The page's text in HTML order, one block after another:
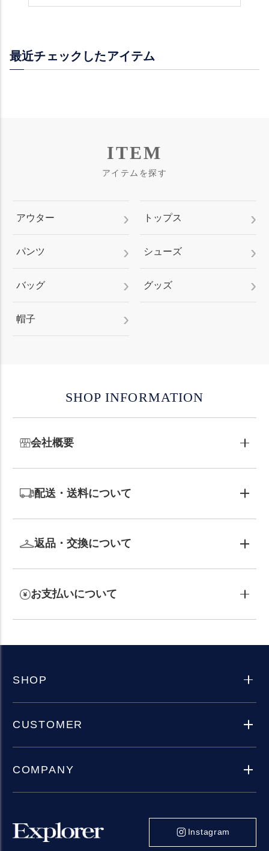
最近チェックしたアイテム
ITEM
アイテムを探す
アウター トップス
パンツ シューズ
バッグ グッズ
帽子
SHOP INFORMATION
会社概要
配送・送料について
返品・交換について
お支払いについて
SHOP
CUSTOMER
COMPANY
Instagram